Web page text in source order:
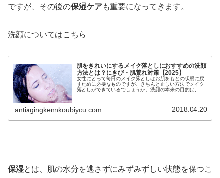
ですが、その後の保湿ケアも重要になってきます。
洗顔についてはこちら
肌をきれいにするメイク落としにおすすめの洗顔
方法とは？にきび・肌荒れ対策【2025】
女性にとって毎日のメイク落としはお肌をもとの状態に戻
すために必要なものですが、きちんと正しい方法でメイク
落としができているでしょうか。洗顔の本来の目的は、そ
に解消で
antiagingkennkoubiyou.com 2018.04.20
保湿とは、肌の水分を逃さずにみずみずしい状態を保つこ